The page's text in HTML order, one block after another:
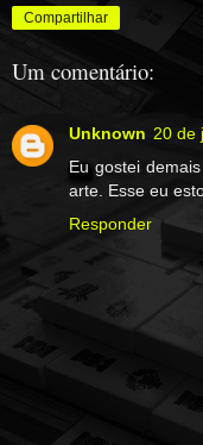
Compartilhar
Um comentário:
Unknown 20 de
Eu gostei
arte. Esse eu
Responder